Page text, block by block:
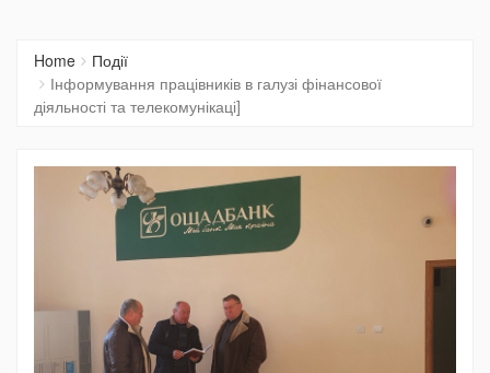
Home
Події
Інформування працівників в галузі фінансової
діяльності та телекомунікаці]